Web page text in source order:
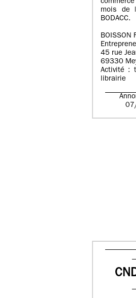
mois de
BODACC.
BOISSON
45 rue
69330
Activité :
librairie